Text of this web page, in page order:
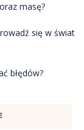
masę?
się w świat
błędów?